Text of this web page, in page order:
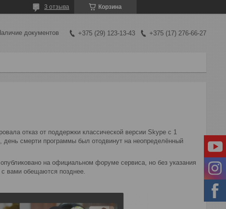
Корзина
3 отзыва
документов +375 (29) 123-13-43 +375 (17) 276-66-27
отказ от поддержки классической версии Skype с 1
день смерти программы был отодвинут на неопределённый
на официальном форуме сервиса, но без указания
вами обещаются позднее.